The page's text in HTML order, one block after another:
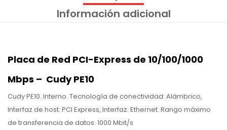
Información adicional
Placa de Red PCI-Express de 10/100/1000
Mbps – Cudy PE10
Cudy PE10. Interno. Tecnología de conectividad: Alámbrico,
Interfaz de host: PCI Express, Interfaz: Ethernet. Rango máximo
de transferencia de datos: 1000 Mbit/s